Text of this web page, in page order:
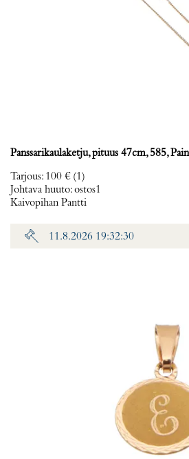
Panssarikaulaketju, pituus 47cm, 585,
Tarjous: 100 € (1)
Johtava huuto:ostos1
Kaivopihan Pantti
11.8.2026 19:32:30